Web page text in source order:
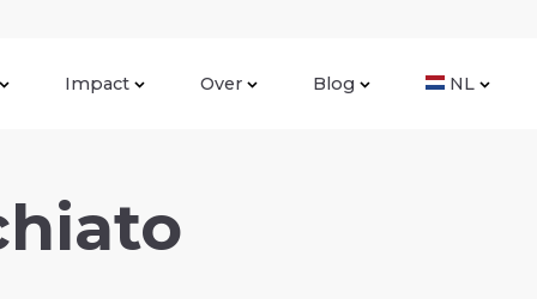
Impact Over Blog NL